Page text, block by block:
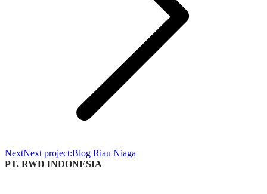
NextNext project:Blog Riau Niaga
PT. RWD INDONESIA